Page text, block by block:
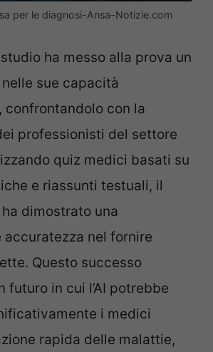
per le diagnosi-Ansa-Notizie.com
ha messo alla prova un
sue capacità
confrontandolo con la
professionisti del settore
quiz medici basati su
e riassunti testuali, il
dimostrato una
accuratezza nel fornire
Questo successo
futuro in cui l’AI potrebbe
i medici
rapida delle malattie,